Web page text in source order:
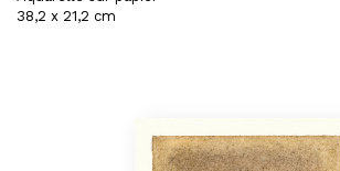
38,2 x 21,2 cm